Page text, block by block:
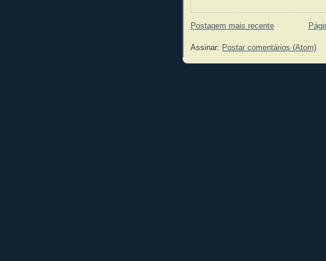
Postagem mais recente
Assinar: Postar comentários (Atom)